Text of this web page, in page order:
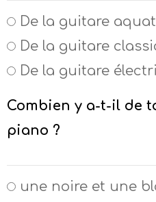
De la guitare
De la guitare
De la guitare
Combien y a-t-il de
piano ?
une noire et une